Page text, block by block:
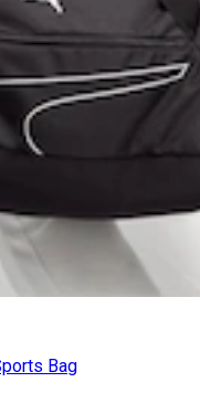
Bag